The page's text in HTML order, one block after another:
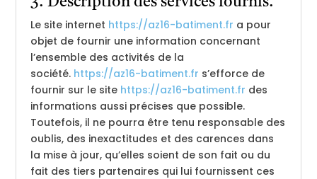
Le site internet https://az16-batiment.fr a pour
objet de fournir une information concernant
l’ensemble des activités de la
société. https://az16-batiment.fr s’efforce de
fournir sur le site https://az16-batiment.fr des
informations aussi précises que possible.
Toutefois, il ne pourra être tenu responsable des
oublis, des inexactitudes et des carences dans
la mise à jour, qu’elles soient de son fait ou du
fait des tiers partenaires qui lui fournissent ces